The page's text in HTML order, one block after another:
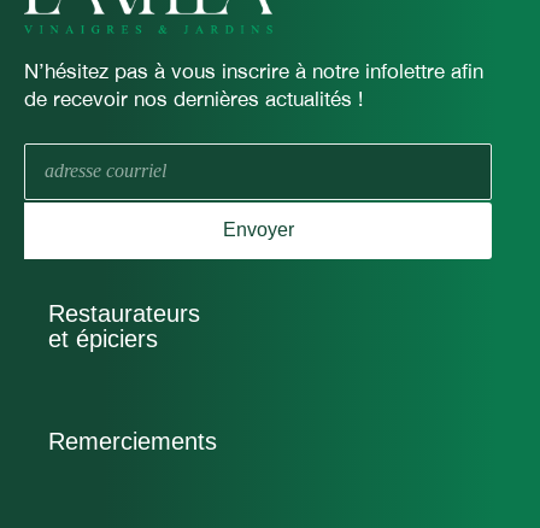
N’hésitez pas à vous inscrire à notre infolettre afin
de recevoir nos dernières actualités !
mail
Envoyer
Restaurateurs
et épiciers
Remerciements